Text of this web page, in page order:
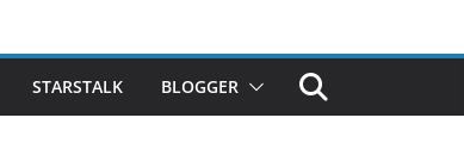
STARSTALK BLOGGER